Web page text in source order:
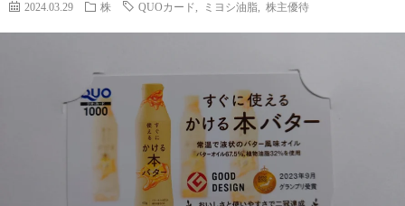
2024.03.29 株 QUOカード ミヨシ油脂 株主優待